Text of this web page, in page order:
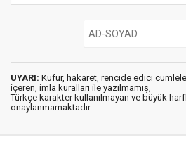
UYARI: Küfür, hakaret, rencide edici
içeren, imla kuralları ile yazılmamış,
Türkçe karakter kullanılmayan ve büyük
onaylanmamaktadır.